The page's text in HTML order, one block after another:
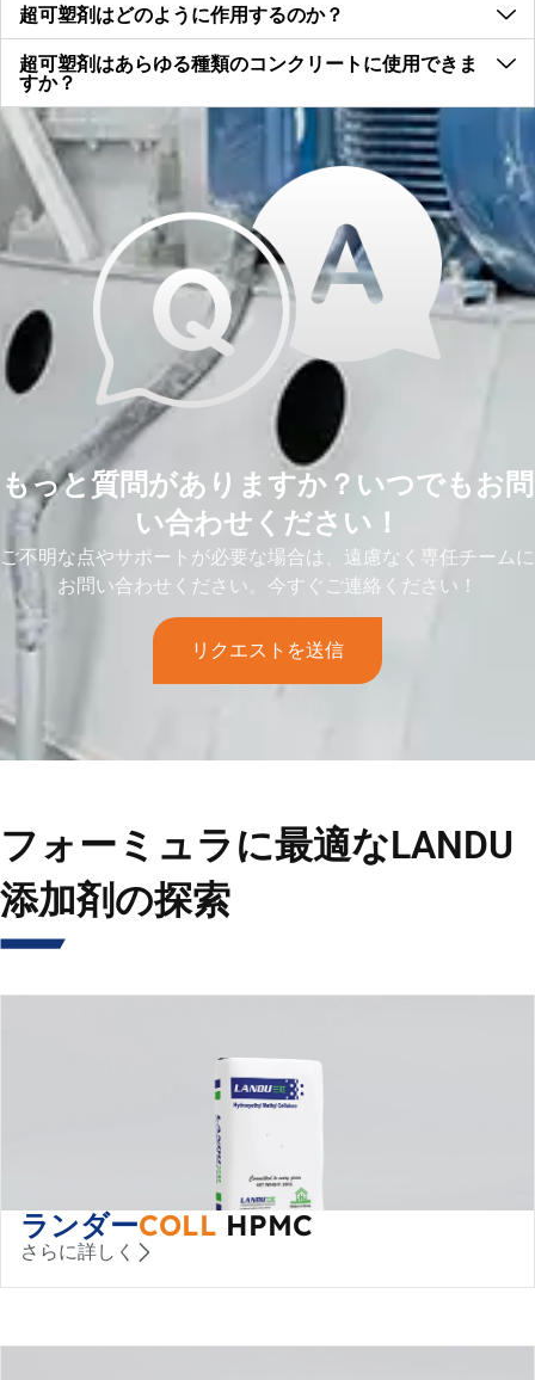
超可塑剤はどのように作用するのか？
超可塑剤はあらゆる種類のコンクリートに使用できま
すか？
もっと質問がありますか？いつでもお問
い合わせください！
ご不明な点やサポートが必要な場合は、遠慮なく専任チームに
お問い合わせください。今すぐご連絡ください！
リクエストを送信
フォーミュラに最適なLANDU
添加剤の探索
ランダーCOLL HPMC
さらに詳しく